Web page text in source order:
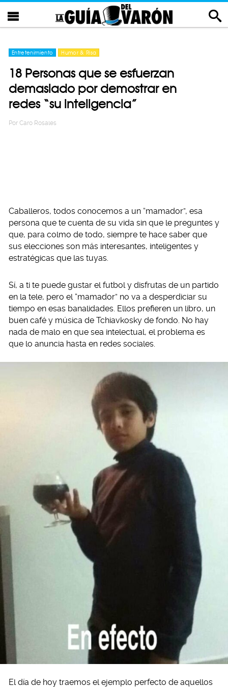
Entretenimiento Humor & Risa
18 Personas que se esfuerzan
demasiado por demostrar en
redes “su inteligencia”
Por Caro Rosales
Caballeros, todos conocemos a un “mamador”, esa
persona que te cuenta de su vida sin que le preguntes y
que, para colmo de todo, siempre te hace saber que
sus elecciones son más interesantes, inteligentes y
estratégicas que las tuyas.
Sí, a ti te puede gustar el futbol y disfrutas de un partido
en la tele, pero el “mamador” no va a desperdiciar su
tiempo en esas banalidades. Ellos prefieren un libro, un
buen café y música de Tchiavkosky de fondo. No hay
nada de malo en que sea intelectual, el problema es
que lo anuncia hasta en redes sociales.
El día de hoy traemos el ejemplo perfecto de aquellos